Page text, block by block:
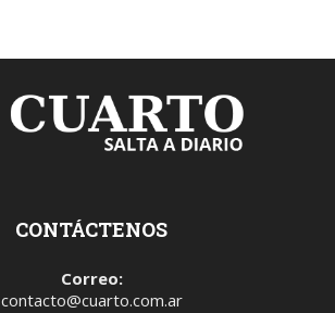
CONTÁCTENOS
Correo:
contacto@cuarto.com.ar